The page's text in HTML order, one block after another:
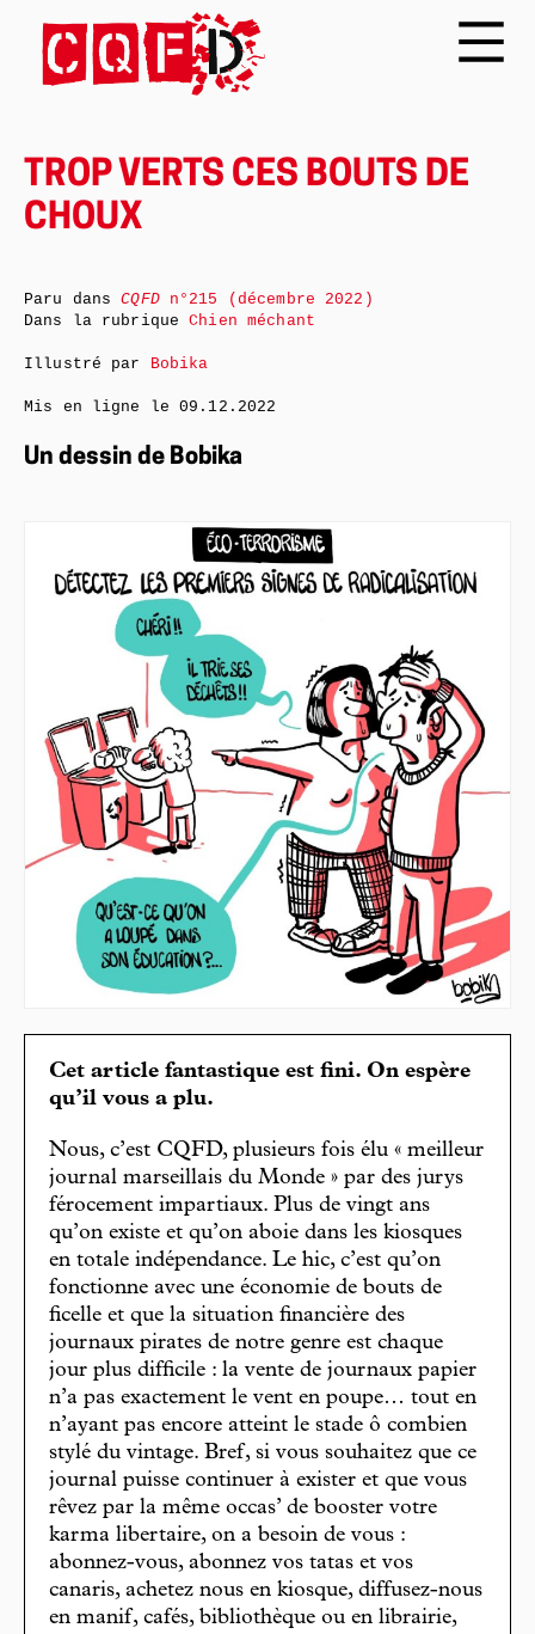
TROP VERTS CES BOUTS DE
CHOUX
Un dessin de Bobika
Cet article fantastique est fini. On espère
qu’il vous a plu.
Nous, c’est CQFD, plusieurs fois élu « meilleur
journal marseillais du Monde » par des jurys
férocement impartiaux. Plus de vingt ans
qu’on existe et qu’on aboie dans les kiosques
en totale indépendance. Le hic, c’est qu’on
fonctionne avec une économie de bouts de
ficelle et que la situation financière des
journaux pirates de notre genre est chaque
jour plus difficile : la vente de journaux papier
n’a pas exactement le vent en poupe… tout en
n’ayant pas encore atteint le stade ô combien
stylé du vintage. Bref, si vous souhaitez que ce
journal puisse continuer à exister et que vous
rêvez par la même occas’ de booster votre
karma libertaire, on a besoin de vous :
abonnez-vous, abonnez vos tatas et vos
canaris, achetez nous en kiosque, diffusez-nous
en manif, cafés, bibliothèque ou en librairie,
Paru dansCQFDn°215 (décembre 2022)
Dans la rubriqueChien méchant
Illustré par Bobika
Mis en ligne le09.12.2022